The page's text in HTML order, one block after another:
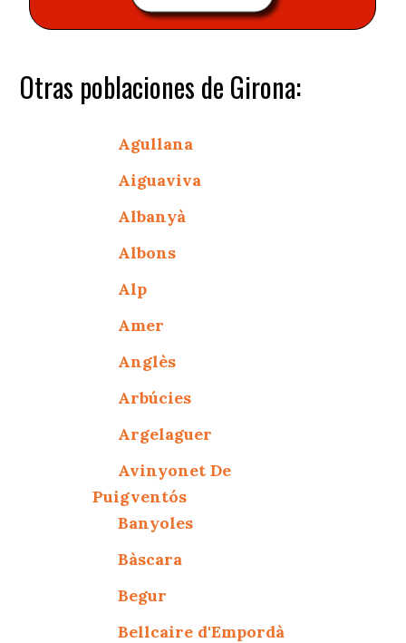
Otras poblaciones de Girona:
Agullana
Aiguaviva
Albanyà
Albons
Alp
Amer
Anglès
Arbúcies
Argelaguer
Avinyonet De
Puigventós
Banyoles
Bàscara
Begur
Bellcaire d'Empordà